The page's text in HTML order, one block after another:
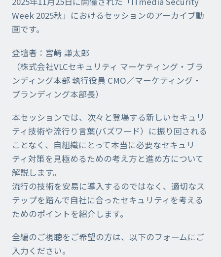
Week 2025秋」におけるセッションのアーカイブ動
画です。
登壇者：宮﨑 謙太郎
（株式会社VLCセキュリティ マーケティング・ブラ
ンディング本部 執行役員 CMO／マーケティング・
ブランディング本部長）
本セッションでは、次々と登場する新しいセキュリ
ティ技術や流行り言葉(バズワード）に振り回される
ことなく、自組織にとって本当に必要なセキュリ
ティ対策を見極めるための考え方と進め方について
解説します。
流行の技術を安易に導入するのではなく、適切なス
テップを踏んで自社に合ったセキュリティを考える
ためのポイントを紹介します。
全編のご視聴をご希望の方は、以下のフォームにご
入力ください。